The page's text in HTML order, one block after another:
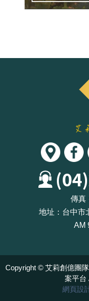
傳真
地址： 台中市
AM
Copyright © 艾莉創億團
案平台
網頁設